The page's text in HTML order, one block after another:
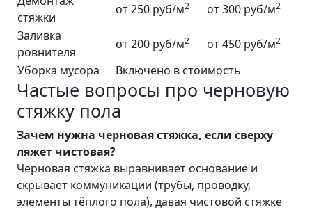
стяжки
от 250 руб/м2 от 300 руб/м2
Заливка
ровнителя
от 200 руб/м2 от 450 руб/м2
Уборка мусора Включено в стоимость
Частые вопросы про черновую
стяжку пола
Зачем нужна черновая стяжка, если сверху
ляжет чистовая?
Черновая стяжка выравнивает основание и
скрывает коммуникации (трубы, проводку,
элементы тёплого пола), давая чистовой стяжке